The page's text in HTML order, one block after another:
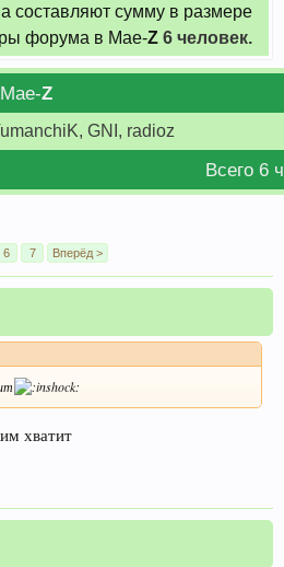
составляют сумму в размере
форума в Мае-Z 6 человек.
Z
GNI, radioz
Всего 6
6 7 Вперёд >
хватит